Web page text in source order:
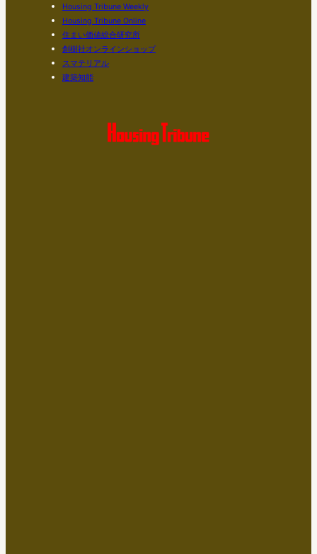
Housing Tribune Weekly
Housing Tribune Online
住まい価値総合研究所
創樹社オンラインショップ
スマテリアル
建築知能